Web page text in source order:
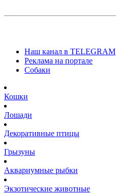
Наш канал в TELEGRAM
Реклама на портале
Собаки
Кошки
Лошади
Декоративные птицы
Грызуны
Аквариумные рыбки
Экзотические животные